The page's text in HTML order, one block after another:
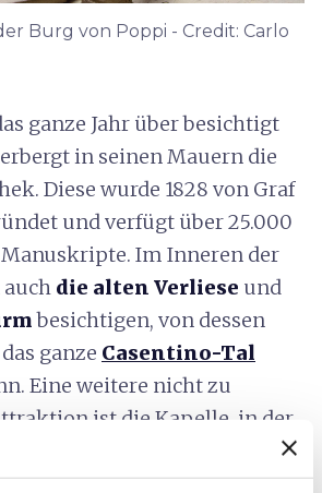
Burg von Poppi - Credit: Carlo
ganze Jahr über besichtigt
in seinen Mauern die
Diese wurde 1828 von Graf
und verfügt über 25.000
Im Inneren der
die alten Verliese und
besichtigen, von dessen
ganze Casentino-Tal
Eine weitere nicht zu
ist die Kapelle, in der
des großen Giotto,